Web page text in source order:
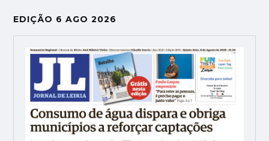
EDIÇÃO 6 AGO 2026